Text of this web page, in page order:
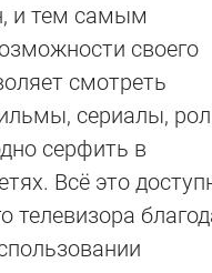
и тем самым
своего
смотреть
сериалы,
серфить в
Всё это
телевизора